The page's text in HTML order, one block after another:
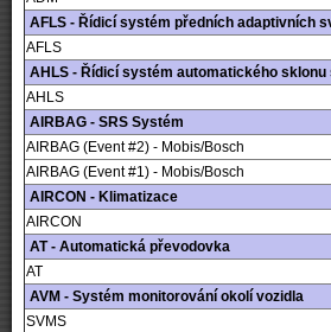
AFLS - Řídicí systém předních adaptivních
AFLS
AHLS - Řídicí systém automatického
AHLS
AIRBAG - SRS Systém
AIRBAG (Event #2) - Mobis/Bosch
AIRBAG (Event #1) - Mobis/Bosch
AIRCON - Klimatizace
AIRCON
AT - Automatická převodovka
AT
AVM - Systém monitorování okolí vozidla
SVMS